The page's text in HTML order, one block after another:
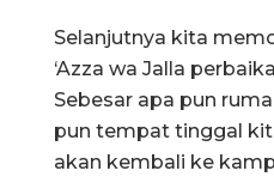
Selanjutnya kita
‘Azza wa Jalla
Sebesar apa pun
pun tempat tinggal
akan kembali ke